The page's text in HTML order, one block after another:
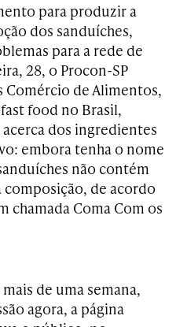
para produzir a
dos sanduíches,
para a rede de
28, o Procon-SP
de Alimentos,
food no Brasil,
dos ingredientes
embora tenha o nome
não contém
composição, de acordo
chamada Coma Com os
de uma semana,
agora, a página